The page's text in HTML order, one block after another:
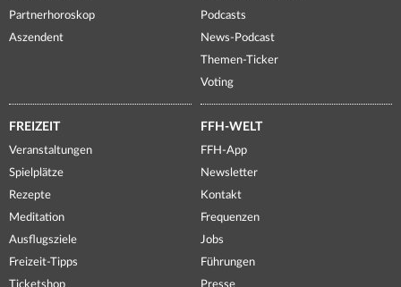
Partnerhoroskop
Aszendent
Podcasts
News-Podcast
Themen-Ticker
Voting
FREIZEIT
Veranstaltungen
Spielplätze
Rezepte
Meditation
Ausflugsziele
Freizeit-Tipps
Ticketshop
FFH-WELT
FFH-App
Newsletter
Kontakt
Frequenzen
Jobs
Führungen
Presse